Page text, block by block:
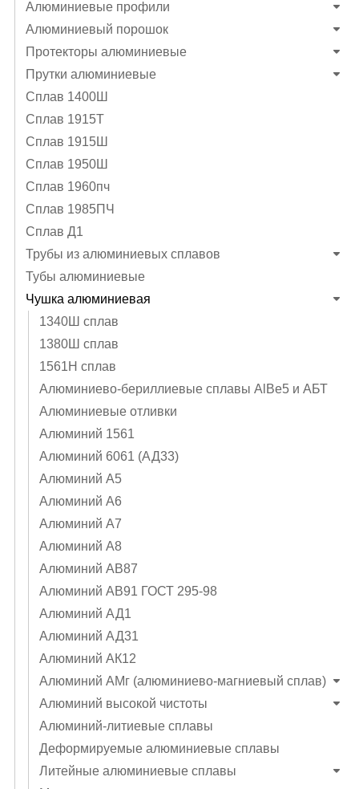
Алюминиевые профили
Алюминиевый порошок
Протекторы алюминиевые
Прутки алюминиевые
Сплав 1400Ш
Сплав 1915Т
Сплав 1915Ш
Сплав 1950Ш
Сплав 1960пч
Сплав 1985ПЧ
Сплав Д1
Трубы из алюминиевых сплавов
Тубы алюминиевые
Чушка алюминиевая
1340Ш сплав
1380Ш сплав
1561Н сплав
Алюминиево-бериллиевые сплавы AlBe5 и АБТ
Алюминиевые отливки
Алюминий 1561
Алюминий 6061 (АД33)
Алюминий А5
Алюминий А6
Алюминий А7
Алюминий А8
Алюминий АВ87
Алюминий АВ91 ГОСТ 295-98
Алюминий АД1
Алюминий АД31
Алюминий АК12
Алюминий АМг (алюминиево-магниевый сплав)
Алюминий высокой чистоты
Алюминий-литиевые сплавы
Деформируемые алюминиевые сплавы
Литейные алюминиевые сплавы